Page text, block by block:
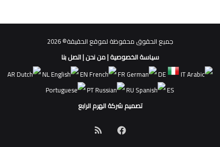
جميع الحقوق محفوظة لموقع الحقيقة© 2026
سياسة الخصوصية|من نحن|اتصل بنا
AR
NL EN FR DE
IT
PT
RU
ES
تصميم شركة الهرم الرابع
فيسبوكملخص